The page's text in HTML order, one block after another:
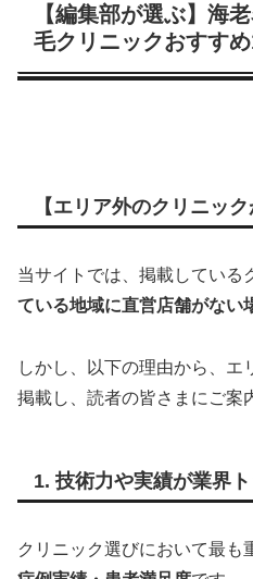
【編集部が選ぶ】海
毛クリニックおすすめ
【エリア外のクリニッ
当サイトでは、掲載している
ている地域に直営店舗がない
しかし、以下の理由から、エ
掲載し、読者の皆さまにご案
1. 技術力や実績が業界
クリニック選びにおいて最も